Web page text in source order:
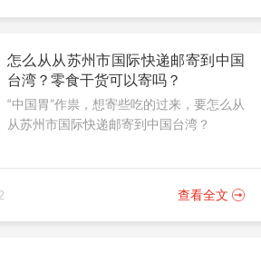
怎么从从苏州市国际快递邮寄到中国
台湾？零食干货可以寄吗？
“中国胃”作祟，想寄些吃的过来，要怎么从
从苏州市国际快递邮寄到中国台湾？
查看全文